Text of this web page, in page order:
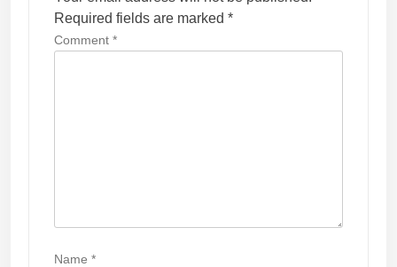
Required fields are marked *
Comment *
Name *